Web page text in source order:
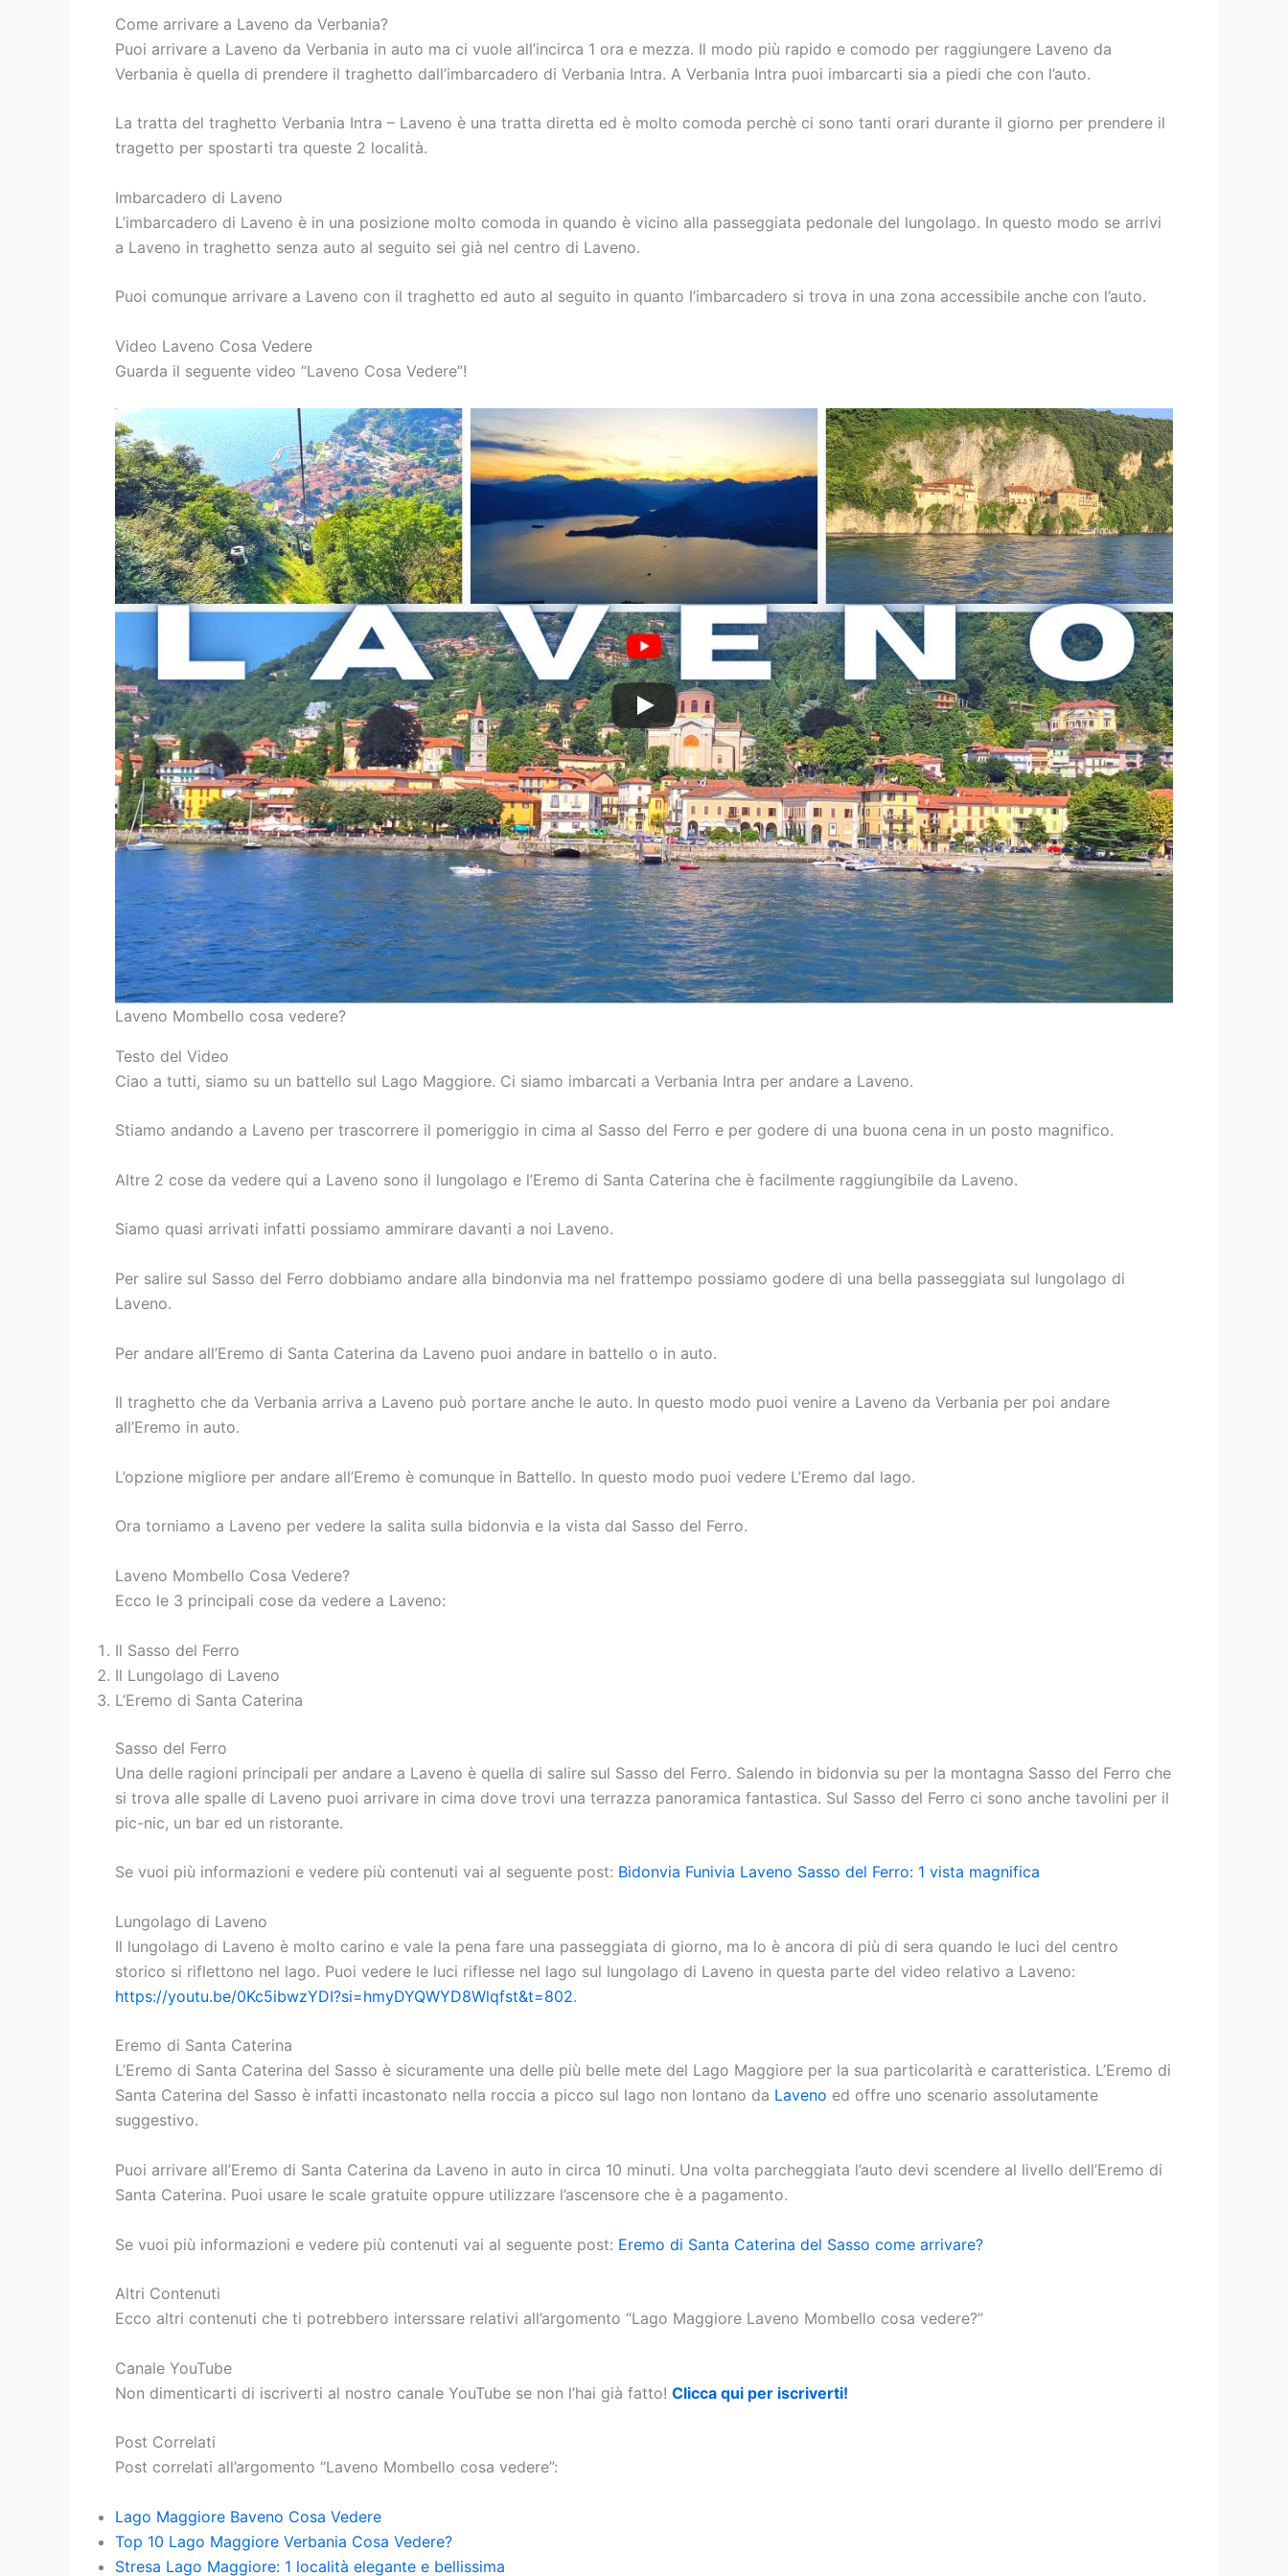
Come arrivare a Laveno da Verbania?
Puoi arrivare a Laveno da Verbania in auto ma ci vuole all’incirca 1 ora e mezza. Il modo più rapido e comodo per raggiungere Laveno da
Verbania è quella di prendere il traghetto dall’imbarcadero di Verbania Intra. A Verbania Intra puoi imbarcarti sia a piedi che con l’auto.
La tratta del traghetto Verbania Intra – Laveno è una tratta diretta ed è molto comoda perchè ci sono tanti orari durante il giorno per prendere il
tragetto per spostarti tra queste 2 località.
Imbarcadero di Laveno
L’imbarcadero di Laveno è in una posizione molto comoda in quando è vicino alla passeggiata pedonale del lungolago. In questo modo se arrivi
a Laveno in traghetto senza auto al seguito sei già nel centro di Laveno.
Puoi comunque arrivare a Laveno con il traghetto ed auto al seguito in quanto l’imbarcadero si trova in una zona accessibile anche con l’auto.
Video Laveno Cosa Vedere
Guarda il seguente video “Laveno Cosa Vedere”!
Laveno Mombello cosa vedere?
Testo del Video
Ciao a tutti, siamo su un battello sul Lago Maggiore. Ci siamo imbarcati a Verbania Intra per andare a Laveno.
Stiamo andando a Laveno per trascorrere il pomeriggio in cima al Sasso del Ferro e per godere di una buona cena in un posto magnifico.
Altre 2 cose da vedere qui a Laveno sono il lungolago e l’Eremo di Santa Caterina che è facilmente raggiungibile da Laveno.
Siamo quasi arrivati infatti possiamo ammirare davanti a noi Laveno.
Per salire sul Sasso del Ferro dobbiamo andare alla bindonvia ma nel frattempo possiamo godere di una bella passeggiata sul lungolago di
Laveno.
Per andare all’Eremo di Santa Caterina da Laveno puoi andare in battello o in auto.
Il traghetto che da Verbania arriva a Laveno può portare anche le auto. In questo modo puoi venire a Laveno da Verbania per poi andare
all’Eremo in auto.
L’opzione migliore per andare all’Eremo è comunque in Battello. In questo modo puoi vedere L’Eremo dal lago.
Ora torniamo a Laveno per vedere la salita sulla bidonvia e la vista dal Sasso del Ferro.
Laveno Mombello Cosa Vedere?
Ecco le 3 principali cose da vedere a Laveno:
Il Sasso del Ferro
Il Lungolago di Laveno
L’Eremo di Santa Caterina
Sasso del Ferro
Una delle ragioni principali per andare a Laveno è quella di salire sul Sasso del Ferro. Salendo in bidonvia su per la montagna Sasso del Ferro che
si trova alle spalle di Laveno puoi arrivare in cima dove trovi una terrazza panoramica fantastica. Sul Sasso del Ferro ci sono anche tavolini per il
pic-nic, un bar ed un ristorante.
Se vuoi più informazioni e vedere più contenuti vai al seguente post: Bidonvia Funivia Laveno Sasso del Ferro: 1 vista magnifica
Lungolago di Laveno
Il lungolago di Laveno è molto carino e vale la pena fare una passeggiata di giorno, ma lo è ancora di più di sera quando le luci del centro
storico si riflettono nel lago. Puoi vedere le luci riflesse nel lago sul lungolago di Laveno in questa parte del video relativo a Laveno:
https://youtu.be/0Kc5ibwzYDI?si=hmyDYQWYD8Wlqfst&t=802.
Eremo di Santa Caterina
L’Eremo di Santa Caterina del Sasso è sicuramente una delle più belle mete del Lago Maggiore per la sua particolarità e caratteristica. L’Eremo di
Santa Caterina del Sasso è infatti incastonato nella roccia a picco sul lago non lontano da Laveno ed offre uno scenario assolutamente
suggestivo.
Puoi arrivare all’Eremo di Santa Caterina da Laveno in auto in circa 10 minuti. Una volta parcheggiata l’auto devi scendere al livello dell’Eremo di
Santa Caterina. Puoi usare le scale gratuite oppure utilizzare l’ascensore che è a pagamento.
Se vuoi più informazioni e vedere più contenuti vai al seguente post: Eremo di Santa Caterina del Sasso come arrivare?
Altri Contenuti
Ecco altri contenuti che ti potrebbero interssare relativi all’argomento “Lago Maggiore Laveno Mombello cosa vedere?”
Canale YouTube
Non dimenticarti di iscriverti al nostro canale YouTube se non l’hai già fatto! Clicca qui per iscriverti!
Post Correlati
Post correlati all’argomento “Laveno Mombello cosa vedere”:
Lago Maggiore Baveno Cosa Vedere
Top 10 Lago Maggiore Verbania Cosa Vedere?
Stresa Lago Maggiore: 1 località elegante e bellissima